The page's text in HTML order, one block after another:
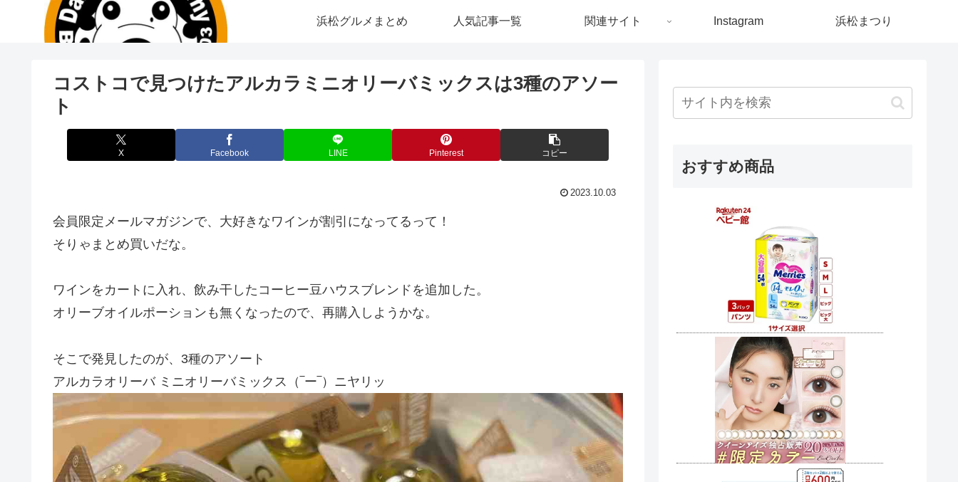
浜松グルメまとめ 人気記事一覧 関連サイト Instagram 浜松まつり
コストコで見つけたアルカラミニオリーバミックスは3種のアソー
ト
X Facebook LINE Pinterest コピー
2023.10.03
会員限定メールマガジンで、大好きなワインが割引になってるって！
そりゃまとめ買いだな。
ワインをカートに入れ、飲み干したコーヒー豆ハウスブレンドを追加した。
オリーブオイルポーションも無くなったので、再購入しようかな。
そこで発見したのが、3種のアソート
アルカラオリーバ ミニオリーバミックス（‾ー‾）ニヤリッ
おすすめ商品